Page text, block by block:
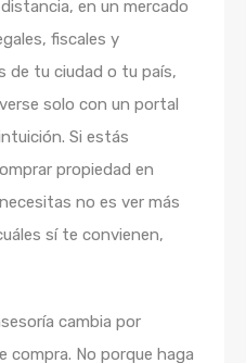
en un mercado
fiscales y
de tu ciudad o tu país,
solo con un portal
Si estás
propiedad en
no es ver más
sí te convienen,
cambia por
compra. No porque haga